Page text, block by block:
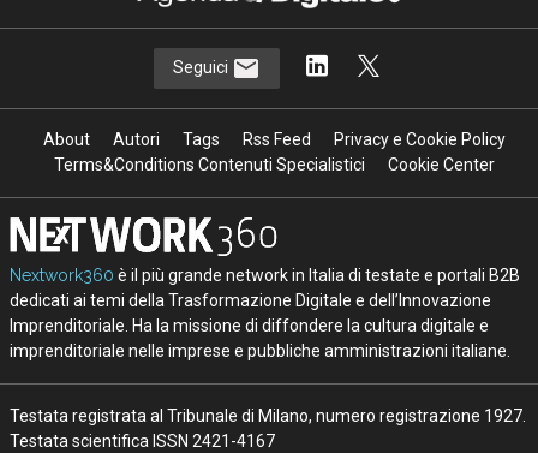
Seguici
About Autori Tags Rss Feed
Privacy e Cookie Policy
Terms&Conditions Contenuti Specialistici
Cookie Center
Nextwork360 è il più grande network in Italia di testate e portali B2B
dedicati ai temi della Trasformazione Digitale e dell’Innovazione
Imprenditoriale. Ha la missione di diffondere la cultura digitale e
imprenditoriale nelle imprese e pubbliche amministrazioni italiane.
Testata registrata al Tribunale di Milano, numero registrazione 1927.
Testata scientifica ISSN 2421-4167